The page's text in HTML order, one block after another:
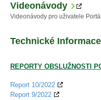
Videonávody
Videonávody pro uživatele
Technické Informace
REPORTY OBSLUŽNOSTI
Report 10/2022
Report 9/2022